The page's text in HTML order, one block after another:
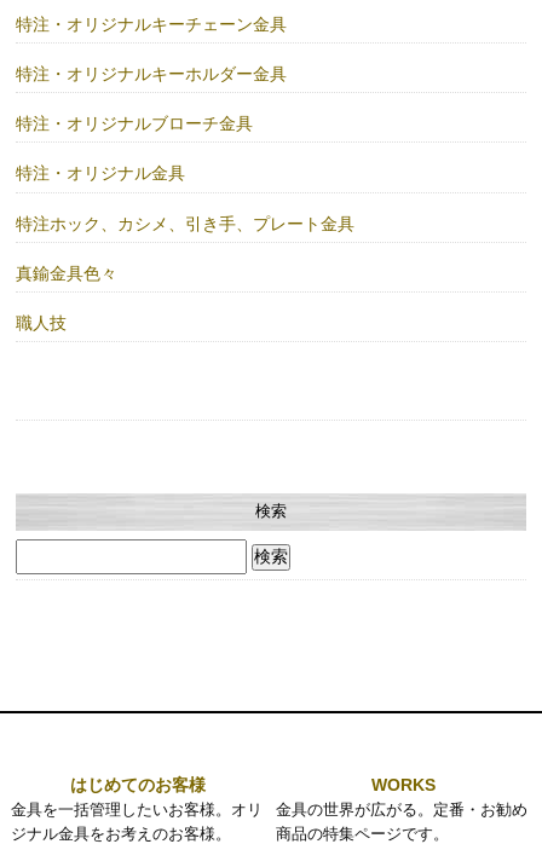
特注・オリジナルキーチェーン金具
特注・オリジナルキーホルダー金具
特注・オリジナルブローチ金具
特注・オリジナル金具
特注ホック、カシメ、引き手、プレート金具
真鍮金具色々
職人技
検索
索:
はじめてのお客様
金具を一括管理したいお客様。オリ
ジナル金具をお考えのお客様。
WORKS
金具の世界が広がる。定番・お勧め
商品の特集ページです。